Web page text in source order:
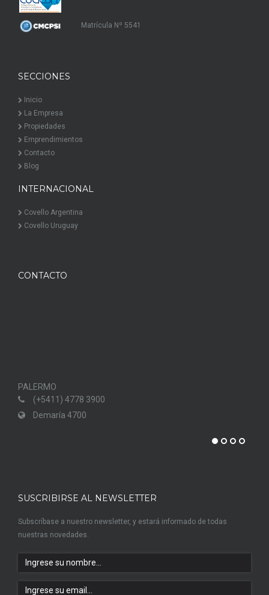
Matrícula Nº 5541
SECCIONES
Inicio
La Empresa
Propiedades
Emprendimientos
Contacto
Blog
INTERNACIONAL
Covello Argentina
Covello Uruguay
CONTACTO
PALERMO
(+5411) 4778 3900
Demaría 4700
SUSCRIBIRSE AL NEWSLETTER
Subscríbase a nuestro newsletter, y estará informado de todas
nuestras novedades.